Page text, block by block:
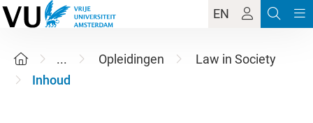
EN
... Opleidingen
Law in Society
Inhoud